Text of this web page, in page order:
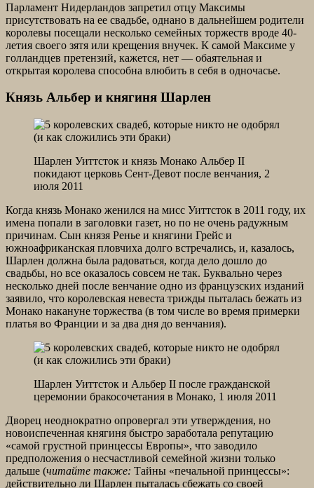
Парламент Нидерландов запретил отцу Максимы
присутствовать на ее свадьбе, однано в дальнейшем родители
королевы посещали несколько семейных торжеств вроде 40-
летия своего зятя или крещения внучек. К самой Максиме у
голландцев претензий, кажется, нет — обаятельная и
открытая королева способна влюбить в себя в одночасье.
Князь Альбер и княгиня Шарлен
Шарлен Уиттсток и князь Монако Альбер II
покидают церковь Сент-Девот после венчания, 2
июля 2011
Когда князь Монако женился на мисс Уиттсток в 2011 году, их
имена попали в заголовки газет, но по не очень радужным
причинам. Сын князя Ренье и княгини Грейс и
южноафриканская пловчиха долго встречались, и, казалось,
Шарлен должна была радоваться, когда дело дошло до
свадьбы, но все оказалось совсем не так. Буквально через
несколько дней после венчание одно из французских изданий
заявило, что королевская невеста трижды пыталась бежать из
Монако накануне торжества (в том числе во время примерки
платья во Франции и за два дня до венчания).
Шарлен Уиттсток и Альбер II после гражданской
церемонии бракосочетания в Монако, 1 июля 2011
Дворец неоднократно опровергал эти утверждения, но
новоиспеченная княгиня быстро заработала репутацию
«самой грустной принцессы Европы», что заводило
предположения о несчастливой семейной жизни только
дальше (читайте также: Тайны «печальной принцессы»:
действительно ли Шарлен пыталась сбежать со своей